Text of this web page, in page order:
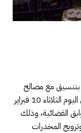
مع مصالح
المديرية العامة لمراقبة التراب الوطني، زوال اليوم الثلاثاء 10 فبراير
القضائية، وذلك
المخدرات